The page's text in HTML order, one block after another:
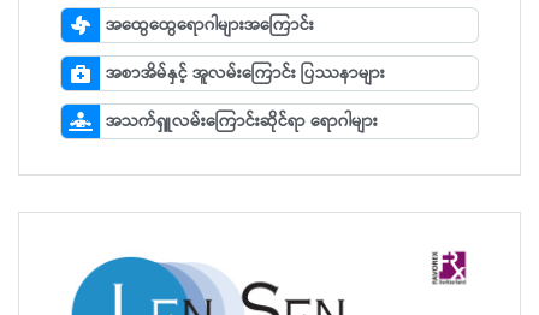
အထွေထွေရောဂါများအကြောင်း
အစာအိမ်နှင့် အူလမ်းကြောင်း ပြဿနာများ
အသက်ရှူလမ်းကြောင်းဆိုင်ရာ ရောဂါများ